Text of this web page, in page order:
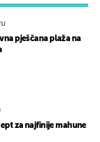
pješčana plaža na
za najfinije mahune